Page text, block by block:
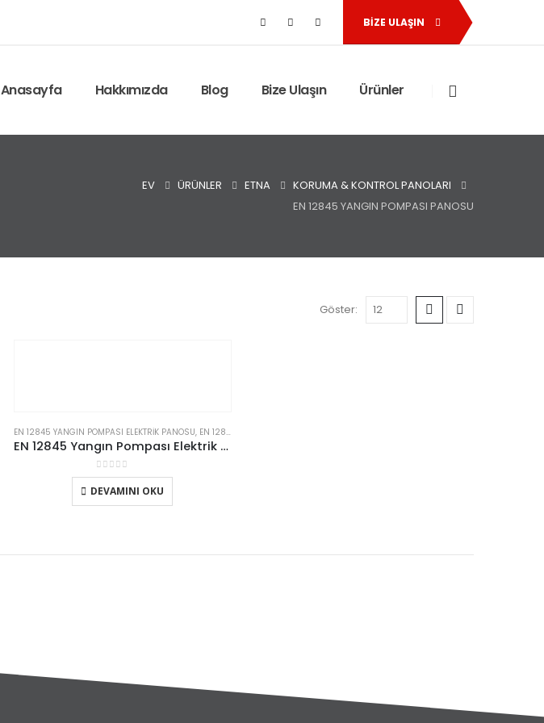
BIZE ULAŞIN
Anasayfa Hakkımızda Blog Bize Ulaşın Ürünler
EV ÜRÜNLER ETNA
KORUMA & KONTROL PANOLARI
EN 12845 YANGIN POMPASI PANOSU
Göster:
,ETNA,KORUMA & KONTROL PANOLARI
EN 12845 YANGIN POMPASI ELEKTRIK PANOSU, EN 12845 YANGIN POMPASI PANOSU
EN 12845 Yangın Pompası Elektrik Panosu
05 üzerinden
DEVAMINI OKU